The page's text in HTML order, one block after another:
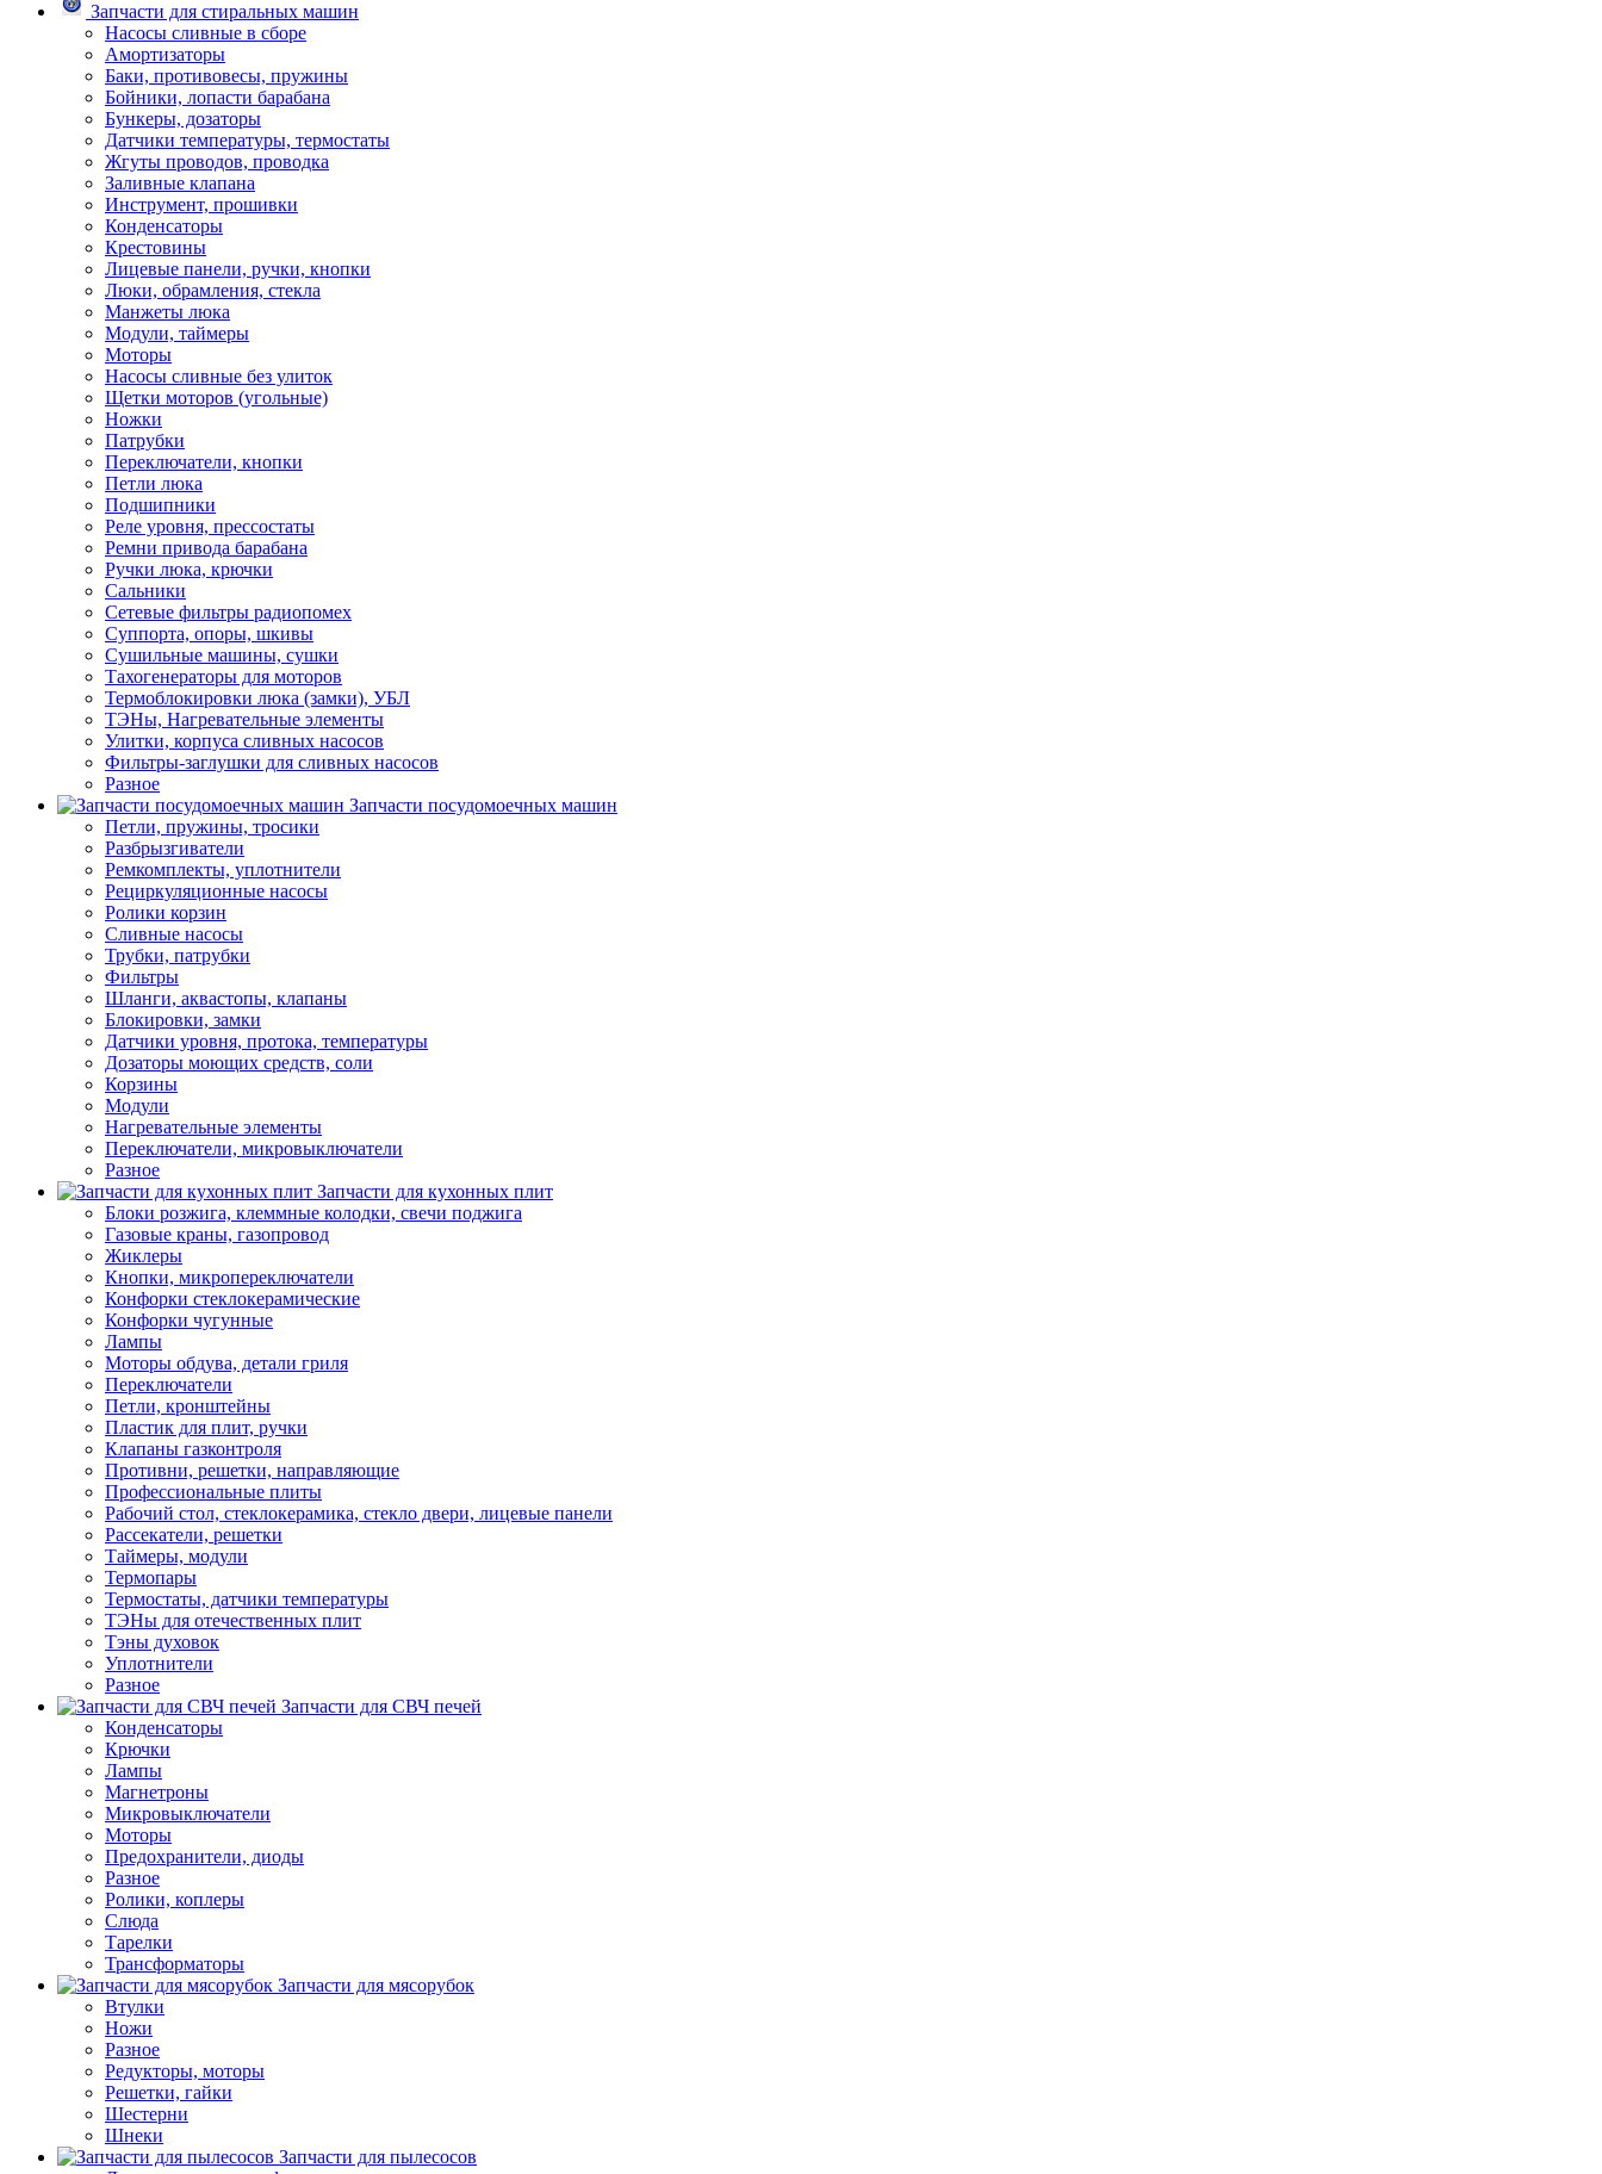
Запчасти для стиральных машин
Насосы сливные в сборе
Амортизаторы
Баки, противовесы, пружины
Бойники, лопасти барабана
Бункеры, дозаторы
Датчики температуры, термостаты
Жгуты проводов, проводка
Заливные клапана
Инструмент, прошивки
Конденсаторы
Крестовины
Лицевые панели, ручки, кнопки
Люки, обрамления, стекла
Манжеты люка
Модули, таймеры
Моторы
Насосы сливные без улиток
Щетки моторов (угольные)
Ножки
Патрубки
Переключатели, кнопки
Петли люка
Подшипники
Реле уровня, прессостаты
Ремни привода барабана
Ручки люка, крючки
Сальники
Сетевые фильтры радиопомех
Суппорта, опоры, шкивы
Сушильные машины, сушки
Тахогенераторы для моторов
Термоблокировки люка (замки), УБЛ
ТЭНы, Нагревательные элементы
Улитки, корпуса сливных насосов
Фильтры-заглушки для сливных насосов
Разное
Запчасти посудомоечных машин
Петли, пружины, тросики
Разбрызгиватели
Ремкомплекты, уплотнители
Рециркуляционные насосы
Ролики корзин
Сливные насосы
Трубки, патрубки
Фильтры
Шланги, аквастопы, клапаны
Блокировки, замки
Датчики уровня, протока, температуры
Дозаторы моющих средств, соли
Корзины
Модули
Нагревательные элементы
Переключатели, микровыключатели
Разное
Запчасти для кухонных плит
Блоки розжига, клеммные колодки, свечи поджига
Газовые краны, газопровод
Жиклеры
Кнопки, микропереключатели
Конфорки стеклокерамические
Конфорки чугунные
Лампы
Моторы обдува, детали гриля
Переключатели
Петли, кронштейны
Пластик для плит, ручки
Клапаны газконтроля
Противни, решетки, направляющие
Профессиональные плиты
Рабочий стол, стеклокерамика, стекло двери, лицевые панели
Рассекатели, решетки
Таймеры, модули
Термопары
Термостаты, датчики температуры
ТЭНы для отечественных плит
Тэны духовок
Уплотнители
Разное
Запчасти для СВЧ печей
Конденсаторы
Крючки
Лампы
Магнетроны
Микровыключатели
Моторы
Предохранители, диоды
Разное
Ролики, коплеры
Слюда
Тарелки
Трансформаторы
Запчасти для мясорубок
Втулки
Ножи
Разное
Редукторы, моторы
Решетки, гайки
Шестерни
Шнеки
Запчасти для пылесосов